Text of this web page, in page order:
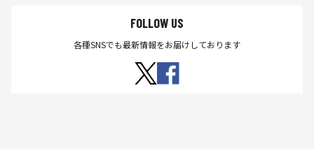
FOLLOW US
各種SNSでも最新情報をお届けしております